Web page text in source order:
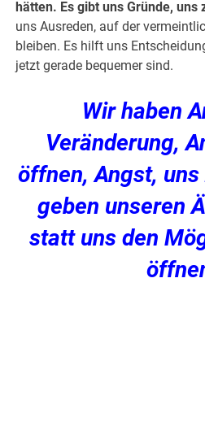
hätten. Es gibt uns Gründe, uns
uns Ausreden, auf der
bleiben. Es hilft uns
jetzt gerade bequemer sind.
Wir haben
Veränderung,
öffnen, Angst,
geben unseren
statt uns den